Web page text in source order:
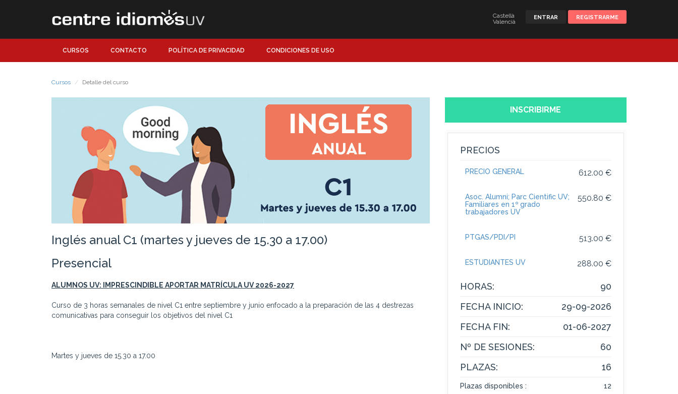
ENTRAR REGISTRARME
Castellà
Valencià
CURSOS CONTACTO POLÍTICA DE PRIVACIDAD CONDICIONES DE USO
Cursos Detalle del curso
Inglés anual C1 (martes y jueves de 15.30 a 17.00)
Presencial
ALUMNOS UV: IMPRESCINDIBLE APORTAR MATRÍCULA UV2026-2027
Curso de 3 horas semanales de nivel C1 entre septiembre y junio enfocado a la preparación de las 4 destrezas
comunicativas para conseguir los objetivos del nivel C1
Martes y jueves de 15.30 a 17.00
INSCRIBIRME
PRECIOS
612.00 €
PRECIO GENERAL
550.80 €
Asoc. Alumni; Parc Cientific UV;
Familiares en 1º grado
trabajadores UV
513.00 €
PTGAS/PDI/PI
288.00 €
ESTUDIANTES UV
HORAS:
90
FECHA INICIO:
29-09-2026
FECHA FIN:
01-06-2027
Nº DE SESIONES:
60
PLAZAS:
16
Plazas disponibles : 12